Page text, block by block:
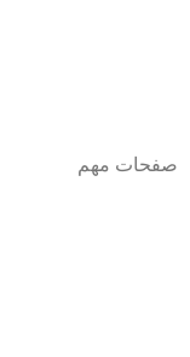
صفحات مهم